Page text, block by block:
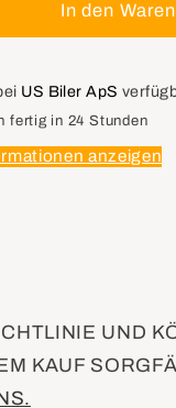
GM
Cylinder,
Steering
Lock
In den
US Biler ApS
fertig in 24 Stunden
anzeigen
UND
KAUF